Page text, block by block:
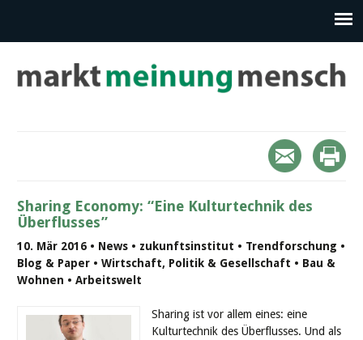
Sharing Economy: “Eine Kulturtechnik des
Überflusses”
10. Mär 2016 • News • zukunftsinstitut • Trendforschung •
Blog & Paper • Wirtschaft, Politik & Gesellschaft • Bau &
Wohnen • Arbeitswelt
Sharing ist vor allem eines: eine
Kulturtechnik des Überflusses. Und als